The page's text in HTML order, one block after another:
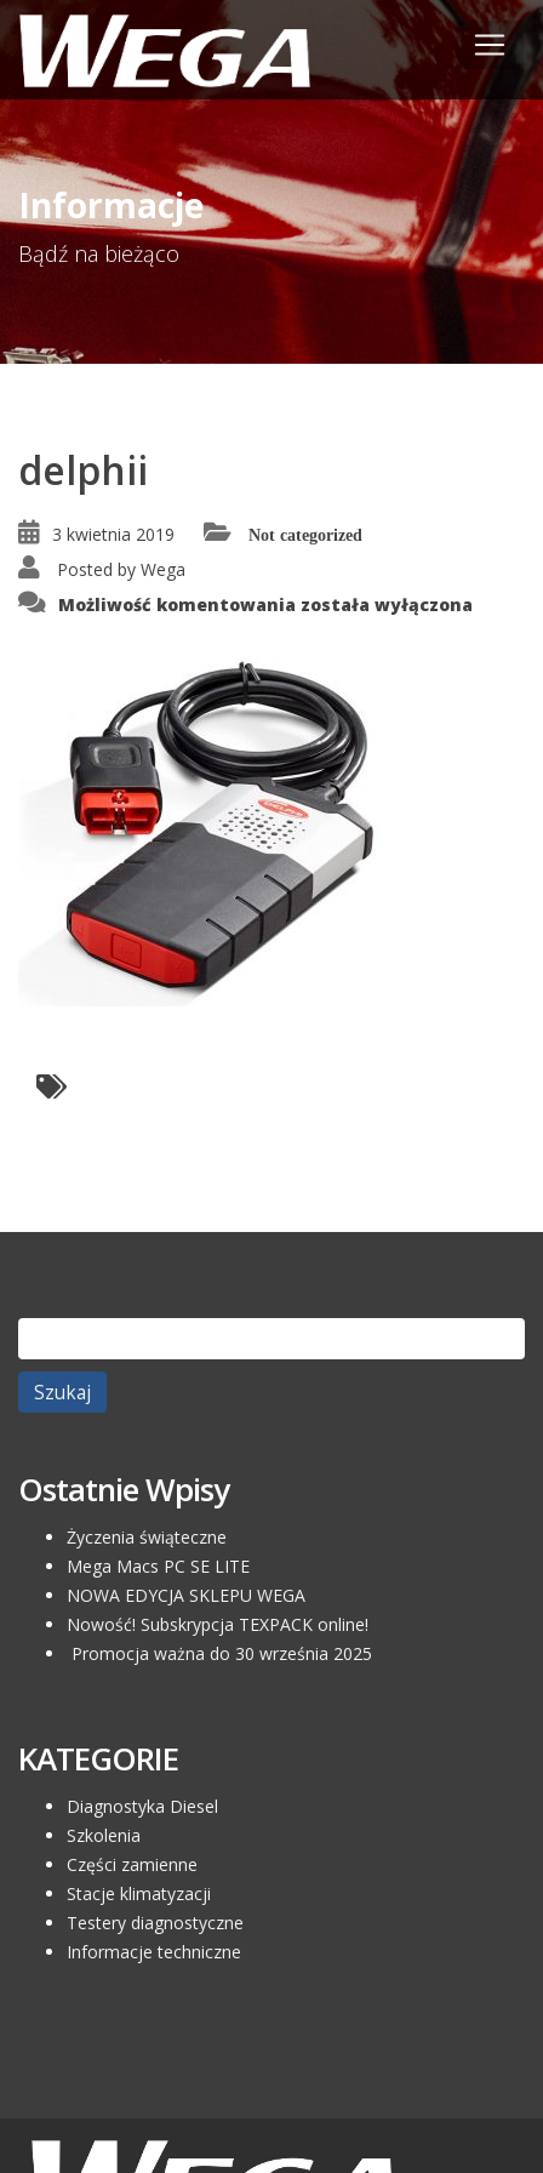
Informacje
Bądź na bieżąco
delphii
3 kwietnia 2019 Not categorized
Posted by Wega
Możliwość komentowania delphii
została wyłączona
Szukaj:
Ostatnie Wpisy
Życzenia świąteczne
Mega Macs PC SE LITE
NOWA EDYCJA SKLEPU WEGA
Nowość! Subskrypcja TEXPACK online!
Promocja ważna do 30 września 2025
KATEGORIE
Diagnostyka Diesel
Szkolenia
Części zamienne
Stacje klimatyzacji
Testery diagnostyczne
Informacje techniczne